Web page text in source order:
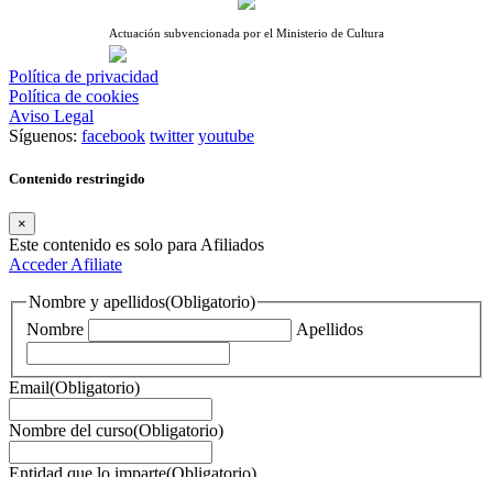
Actuación subvencionada por el Ministerio de Cultura
Política de privacidad
Política de cookies
Aviso Legal
Síguenos: facebook twitter youtube
Contenido restringido
×
Este contenido es solo para Afiliados
AccederAfiliate
Nombre y apellidos(Obligatorio)
Nombre
Apellidos
Email(Obligatorio)
Nombre del curso(Obligatorio)
Entidad que lo imparte(Obligatorio)